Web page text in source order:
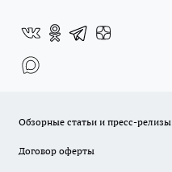
Обзорные статьи и пресс-релизы
Договор оферты